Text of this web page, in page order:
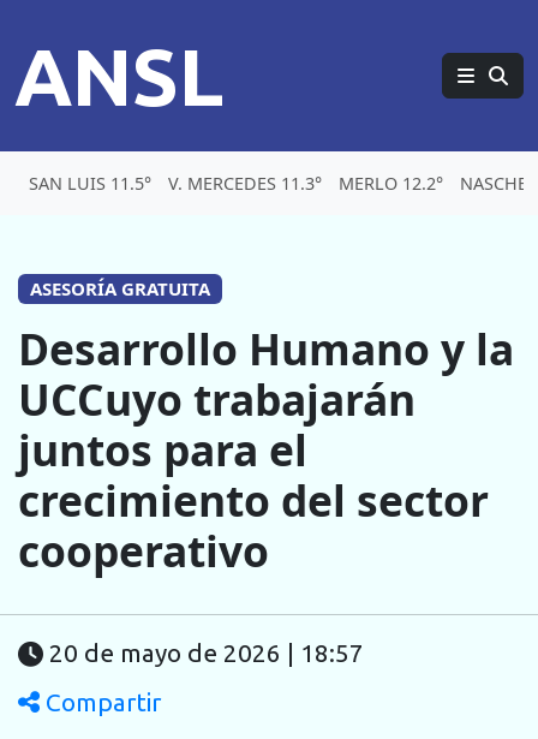
ANSL
SAN LUIS 11.5° V. MERCEDES 11.3° MERLO 12.2°
ASESORÍA GRATUITA
Desarrollo Humano y la
UCCuyo trabajarán
juntos para el
crecimiento del sector
cooperativo
20 de mayo de 2026 | 18:57
Compartir